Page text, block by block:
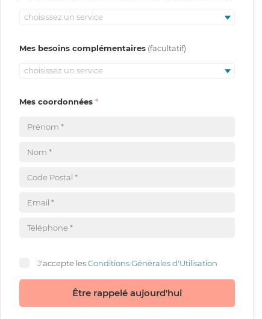
choisissez un service
Mes besoins complémentaires
choisissez un service
Mes coordonnées
J'accepte lesConditions Générales d'Utilisation
Être rappelé aujourd'hui